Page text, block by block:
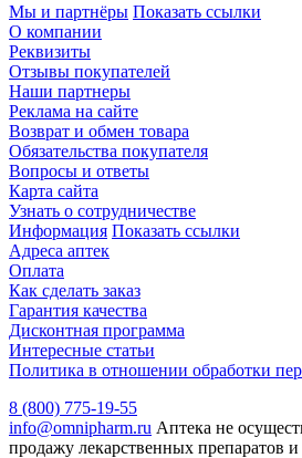
Мы и партнёры Показать ссылки
О компании
Реквизиты
Отзывы покупателей
Наши партнеры
Реклама на сайте
Возврат и обмен товара
Обязательства покупателя
Вопросы и ответы
Карта сайта
Узнать о сотрудничестве
Информация Показать ссылки
Адреса аптек
Оплата
Как сделать заказ
Гарантия качества
Дисконтная программа
Интересные статьи
Политика в отношении обработки
8 (800) 775-19-55
info@omnipharm.ru Аптека не
продажу лекарственных препаратов